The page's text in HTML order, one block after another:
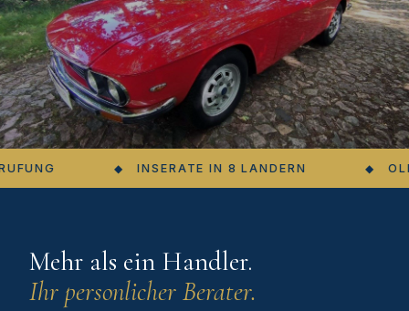
INSERATE IN 8 LANDERN
Mehr als ein Handler.
Ihr personlicher Berater.